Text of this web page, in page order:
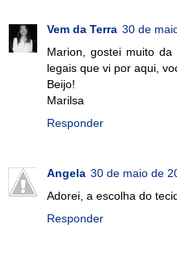
Vem da Terra 30 de
Marion, gostei muito
legais que vi por aqui,
Beijo!
Marilsa
Responder
Angela 30 de maio de
Adorei, a escolha do
Responder